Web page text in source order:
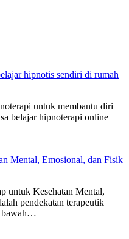
hipnotis sendiri di rumah
untuk membantu diri
belajar hipnoterapi online
Mental, Emosional, dan Fisik
untuk Kesehatan Mental,
pendekatan terapeutik
bawah…